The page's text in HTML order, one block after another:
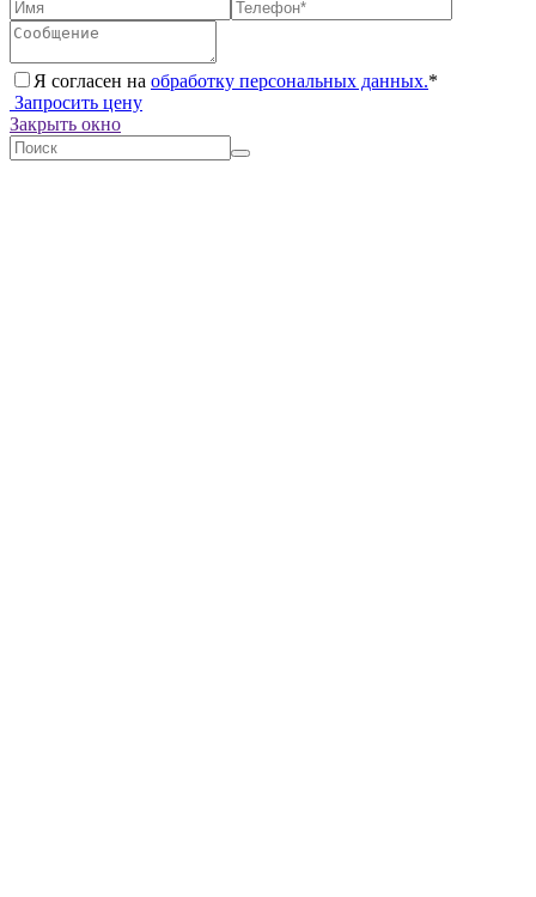
Я согласен на обработку персональных данных.*
Запросить цену
Закрыть окно